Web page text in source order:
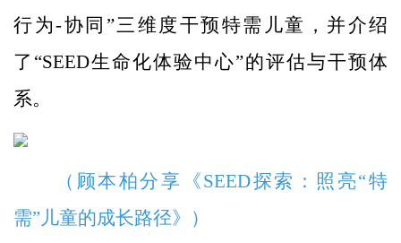
行为-协同”三维度干预特需儿童，并介绍
了“SEED生命化体验中心”的评估与干预体
系。
（顾本柏分享《SEED探索：照亮“特
需”儿童的成长路径》）